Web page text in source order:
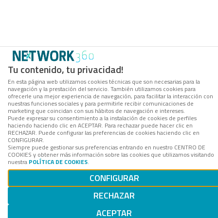
Tu contenido, tu privacidad!
En esta página web utilizamos cookies técnicas que son necesarias para la
navegación y la prestación del servicio. También utilizamos cookies para
ofrecerle una mejor experiencia de navegación, para facilitar la interacción con
nuestras funciones sociales y para permitirle recibir comunicaciones de
marketing que coincidan con sus hábitos de navegación e intereses.
Puede expresar su consentimiento a la instalación de cookies de perfiles
haciendo haciendo clic en ACEPTAR. Para rechazar puede hacer clic en
RECHAZAR. Puede configurar las preferencias de cookies haciendo clic en
CONFIGURAR.
Siempre puede gestionar sus preferencias entrando en nuestro CENTRO DE
COOKIES y obtener más información sobre las cookies que utilizamos visitando
nuestra POLÍTICA DE COOKIES.
CONFIGURAR
RECHAZAR
ACEPTAR